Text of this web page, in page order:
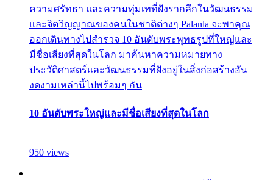
ความศรัทธา และความทุ่มเทที่ฝังรากลึกในวัฒนธรรม
และจิตวิญญาณของคนในชาติต่างๆ Palanla จะพาคุณ
ออกเดินทางไปสำรวจ 10 อันดับพระพุทธรูปที่ใหญ่และ
มีชื่อเสียงที่สุดในโลก มาค้นหาความหมายทาง
ประวัติศาสตร์และวัฒนธรรมที่ฝังอยู่ในสิ่งก่อสร้างอัน
งดงามเหล่านี้ไปพร้อมๆ กัน
10 อันดับพระใหญ่และมีชื่อเสียงที่สุดในโลก
950 views